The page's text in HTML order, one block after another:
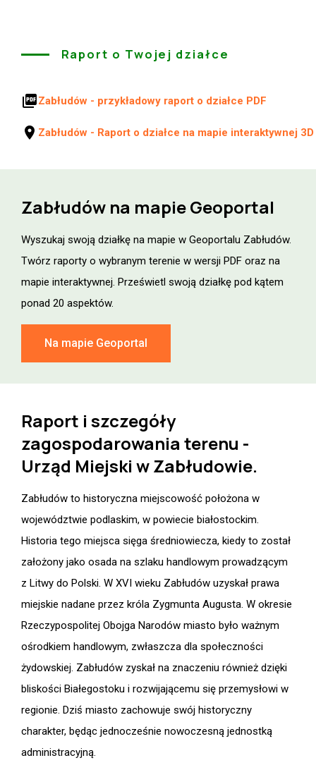
Raport o Twojej działce
picture_as_pdfZabłudów - przykładowy raport o działce PDF
location_on Zabłudów - Raport o działce na mapie interaktywnej 3D
Zabłudów na mapie Geoportal
Wyszukaj swoją działkę na mapie w Geoportalu Zabłudów.
Twórz raporty o wybranym terenie w wersji PDF oraz na
mapie interaktywnej. Prześwietl swoją działkę pod kątem
ponad 20 aspektów.
Na mapie Geoportal
Raport i szczegóły
zagospodarowania terenu -
Urząd Miejski w Zabłudowie.
Zabłudów to historyczna miejscowość położona w
województwie podlaskim, w powiecie białostockim.
Historia tego miejsca sięga średniowiecza, kiedy to został
założony jako osada na szlaku handlowym prowadzącym
z Litwy do Polski. W XVI wieku Zabłudów uzyskał prawa
miejskie nadane przez króla Zygmunta Augusta. W okresie
Rzeczypospolitej Obojga Narodów miasto było ważnym
ośrodkiem handlowym, zwłaszcza dla społeczności
żydowskiej. Zabłudów zyskał na znaczeniu również dzięki
bliskości Białegostoku i rozwijającemu się przemysłowi w
regionie. Dziś miasto zachowuje swój historyczny
charakter, będąc jednocześnie nowoczesną jednostką
administracyjną.